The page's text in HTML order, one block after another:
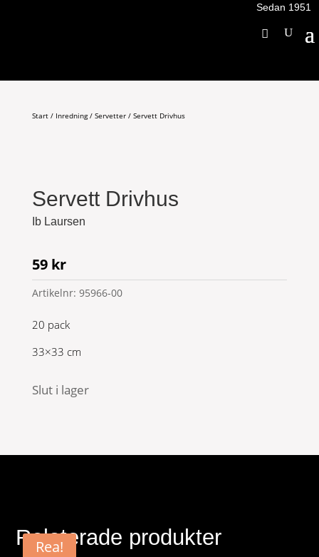
Sedan 1951
Start/ Inredning/ Servetter/ Servett Drivhus
Servett Drivhus
Ib Laursen
59 kr
Artikelnr: 95966-00
20 pack
33×33 cm
Slut i lager
Relaterade produkter
Rea!